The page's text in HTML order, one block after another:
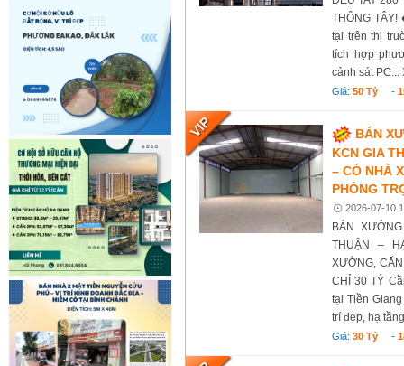
THÔNG
tại trên thị
tích hợp
cảnh sát PC...
Giá:50 Tỷ -
BÁN
KCN GIA
– CÓ NHÀ
PHÒNG
2026-07-10
BÁN
THUẬN –
XƯỞNG,
CHỈ 30 TỶ
tại Tiền
trí đẹp, hạ
Giá:30 Tỷ -